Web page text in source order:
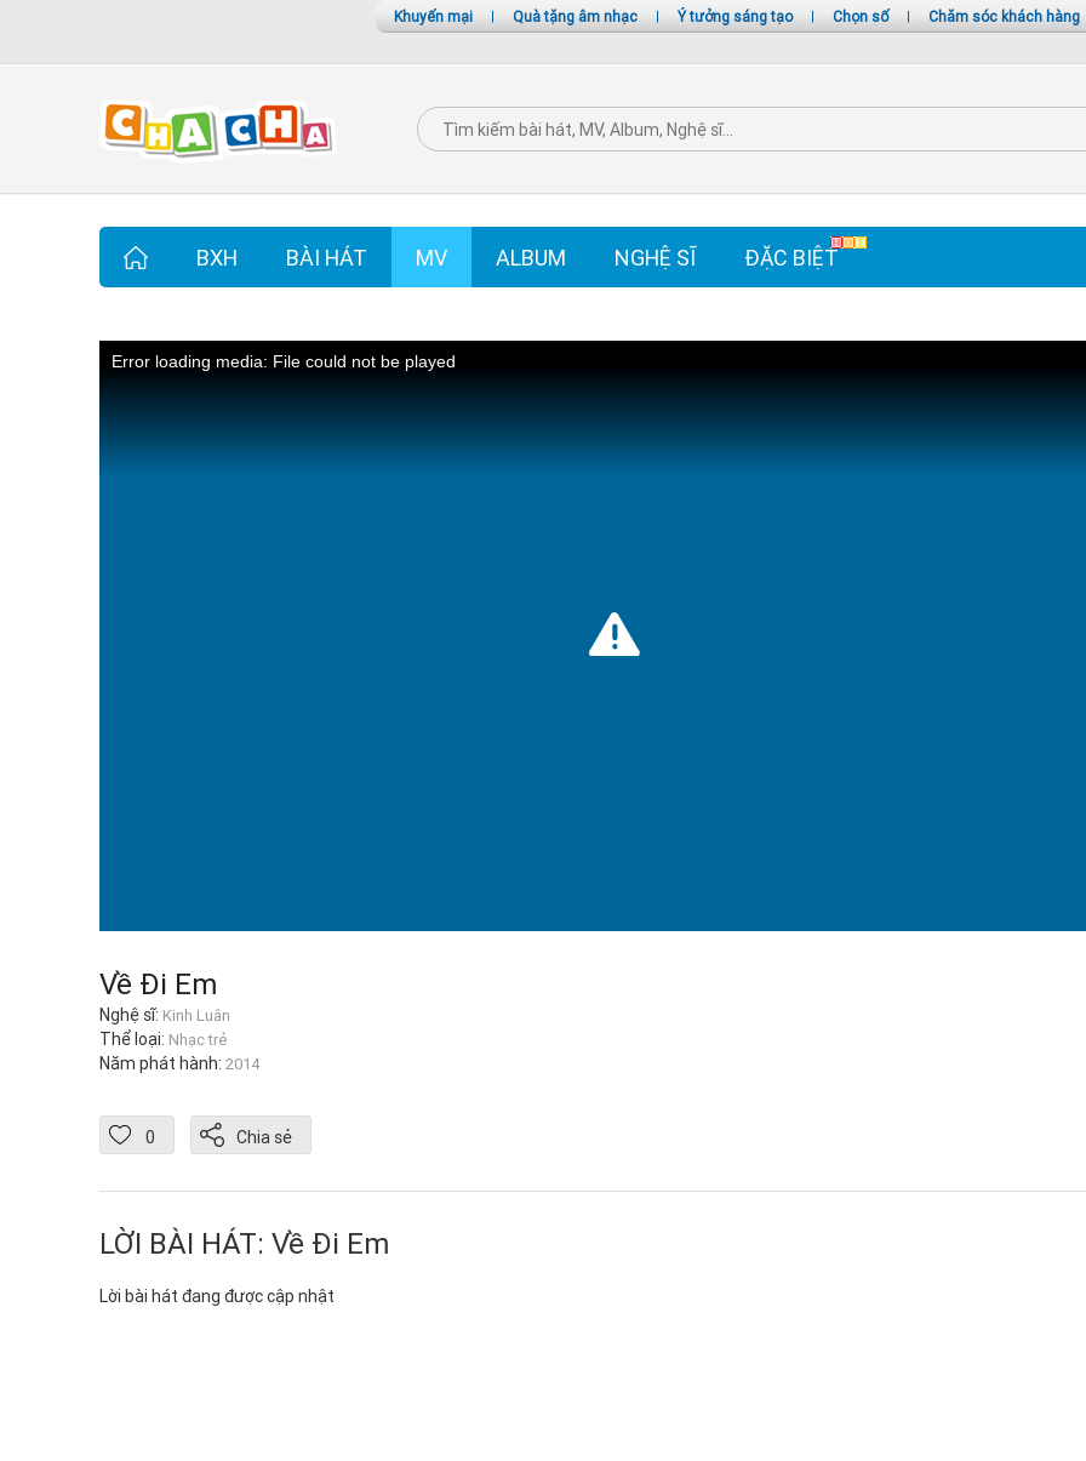
Khuyến mại | Quà tặng âm nhạc | Ý tưởng sáng tạo | Chọn số | Chăm sóc khách hàng
BXH BÀI HÁT MV ALBUM NGHỆ SĨ ĐẶC BIỆT
Error loading media: File could not be played
Về Đi Em
Nghệ sĩ: Kinh Luân
Thể loại: Nhạc trẻ
Năm phát hành: 2014
0 Chia sẻ
LỜI BÀI HÁT: Về Đi Em
Lời bài hát đang được cập nhật